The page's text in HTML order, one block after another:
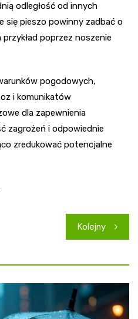
odległość od innych
się pieszo powinny zadbać o
poprzez noszenie
pogodowych,
i komunikatów
dla zapewnienia
zagrożeń i odpowiednie
zredukować potencjalne
Kolejny